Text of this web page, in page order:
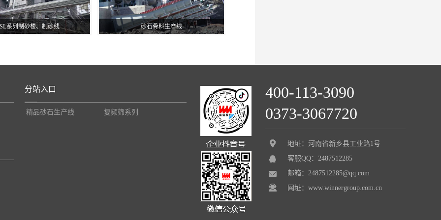
系列制砂楼、制砂线 砂石骨料生产线
分站入口
精品砂石生产线 复频筛系列
400-113-3090
0373-3067720
地址：河南省新乡县工业路1号
客服QQ：2487512285
邮箱：2487512285@qq.com
网址：www.winnergroup.com.cn